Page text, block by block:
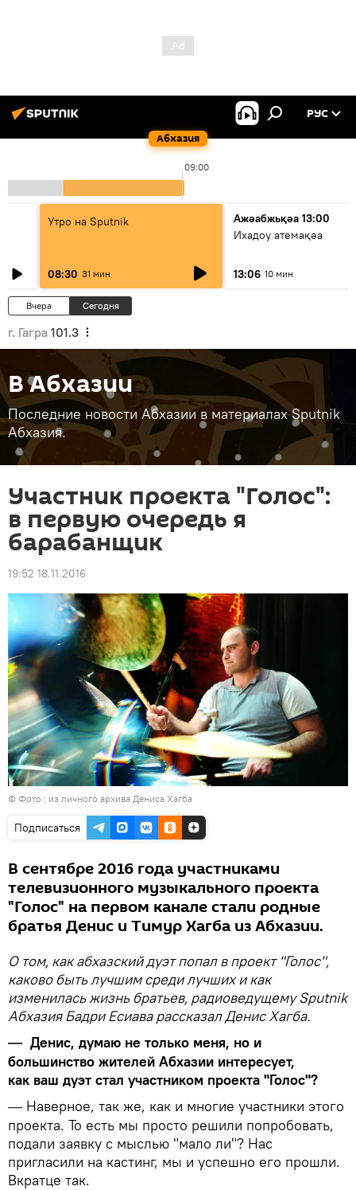
Абхазия
РУС
09:00
Утро на Sputnik
08:30 31 мин
Ажәабжьқәа 13:00
Ихадоу атемақәа
13:06 10 мин
Вчера Сегодня
г. Гагра 101.3
В Абхазии
Последние новости Абхазии в материалах Sputnik
Абхазия.
Участник проекта "Голос":
в первую очередь я
барабанщик
19:52 18.11.2016
© Фото : из личного архива Дениса Хагба
Подписаться
В сентябре 2016 года участниками
телевизионного музыкального проекта
"Голос" на первом канале стали родные
братья Денис и Тимур Хагба из Абхазии.
О том, как абхазский дуэт попал в проект "Голос",
каково быть лучшим среди лучших и как
изменилась жизнь братьев, радиоведущему Sputnik
Абхазия Бадри Есиава рассказал Денис Хагба.
— Денис, думаю не только меня, но и
большинство жителей Абхазии интересует,
как ваш дуэт стал участником проекта "Голос"?
— Наверное, так же, как и многие участники этого
проекта. То есть мы просто решили попробовать,
подали заявку с мыслью "мало ли"? Нас
пригласили на кастинг, мы и успешно его прошли.
Вкратце так.